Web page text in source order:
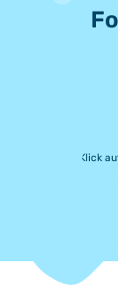
Mit Klick